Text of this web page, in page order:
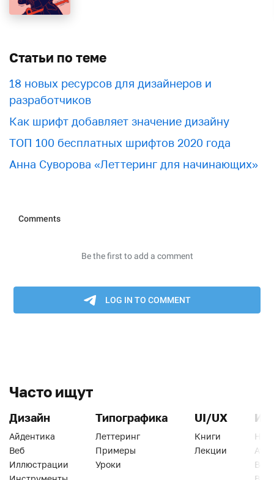
Статьи по теме
18 новых ресурсов для дизайнеров и
разработчиков
Как шрифт добавляет значение дизайну
ТОП 100 бесплатных шрифтов 2020 года
Анна Суворова «Леттеринг для начинающих»
Часто ищут
Дизайн
Айдентика
Веб
Иллюстрации
Типографика
Леттеринг
Примеры
Уроки
UI/UX
Книги
Лекции
Веб